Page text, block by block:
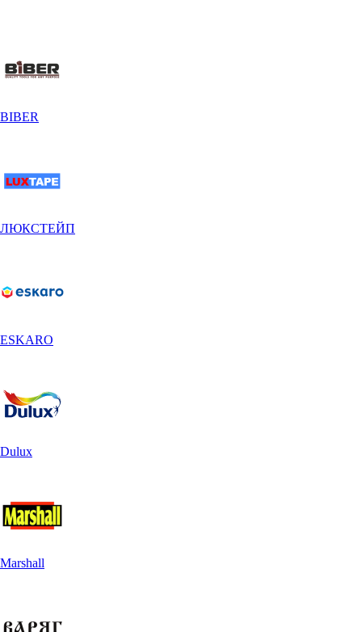
BIBER
ЛЮКСТЕЙП
ESKARO
Dulux
Marshall